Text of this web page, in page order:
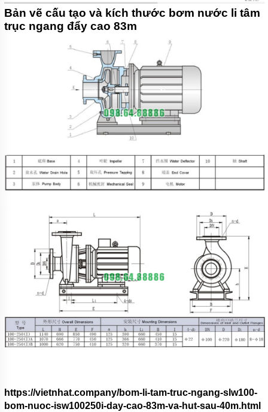
Bản vẽ cấu tạo và kích thước bơm nước li tâm
trục ngang đẩy cao 83m
https://vietnhat.company/bom-li-tam-truc-ngang-slw100-
bom-nuoc-isw100250i-day-cao-83m-va-hut-sau-40m.html